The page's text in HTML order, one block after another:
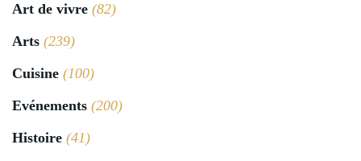
Art de vivre (82)
Arts (239)
Cuisine (100)
Evénements (200)
Histoire (41)